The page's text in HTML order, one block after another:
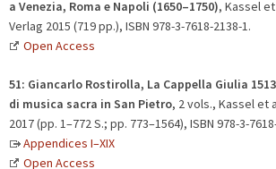
a Venezia, Roma e Napoli (1650–1750), Kassel
Verlag 2015 (719 pp.), ISBN 978-3-7618-2138-1.
Open Access
51: Giancarlo Rostirolla, La Cappella Giulia
di musica sacra in San Pietro, 2 vols., Kassel et
2017 (pp. 1–772 S.; pp. 773–1564), ISBN 978-3-
Appendices I–XIX
Open Access